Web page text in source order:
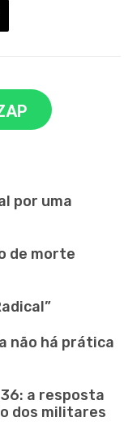
por uma
de morte
não há prática
a resposta
dos militares